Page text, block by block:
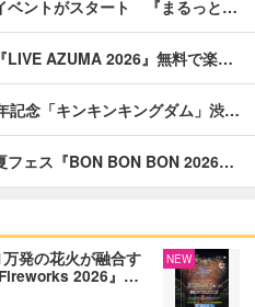
ベントがスタート 『まるっと…
LIVE AZUMA 2026』無料で楽…
記念「キンキンキングダム」渋…
フェス『BON BON BON 2026…
発の花火が融合す
2026』…
NEW